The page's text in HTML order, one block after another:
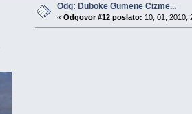
Odg: Duboke Gumene Cizme...
« Odgovor #12 poslato: 10, 01, 2010,